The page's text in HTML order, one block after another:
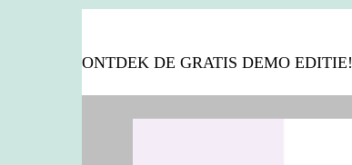
ONTDEK DE GRATIS DEMO EDITIE!